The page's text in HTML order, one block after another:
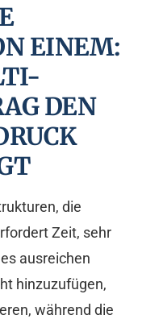
EINEM:
DEN
die
Zeit, sehr
ausreichen
hinzuzufügen,
während die